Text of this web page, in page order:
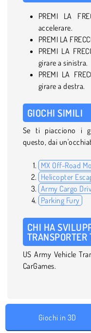
PREMI LA
accelerare.
PREMI LA
PREMI LA
girare a sinistra.
PREMI LA
girare a destra.
GIOCHI SIMILI
Se ti piacciono i
questo, dai
MX Off-Road
Helicopter
Army Cargo
Parking Fury
CHI HA
TRANSPORTER
US Army Vehicle
CarGames.
Giochi in 3D